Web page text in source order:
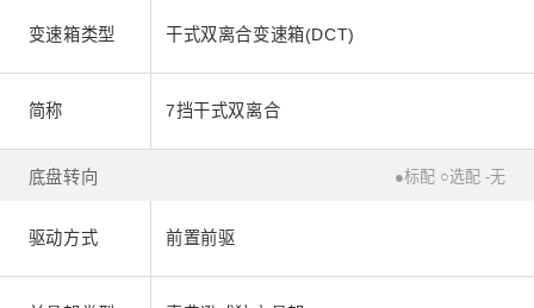
变速箱类型 干式双离合变速箱(DCT)
简称 7挡干式双离合
底盘转向 ●标配 ○选配 -无
驱动方式 前置前驱